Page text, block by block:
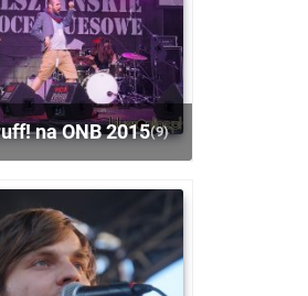
na ONB 2015(9)